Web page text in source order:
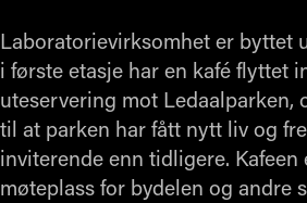
Laboratorievirksomhet er byttet
i første etasje har en kafé flyttet
uteservering mot Ledaalparken,
til at parken har fått nytt liv og
inviterende enn tidligere.
møteplass for bydelen og andre